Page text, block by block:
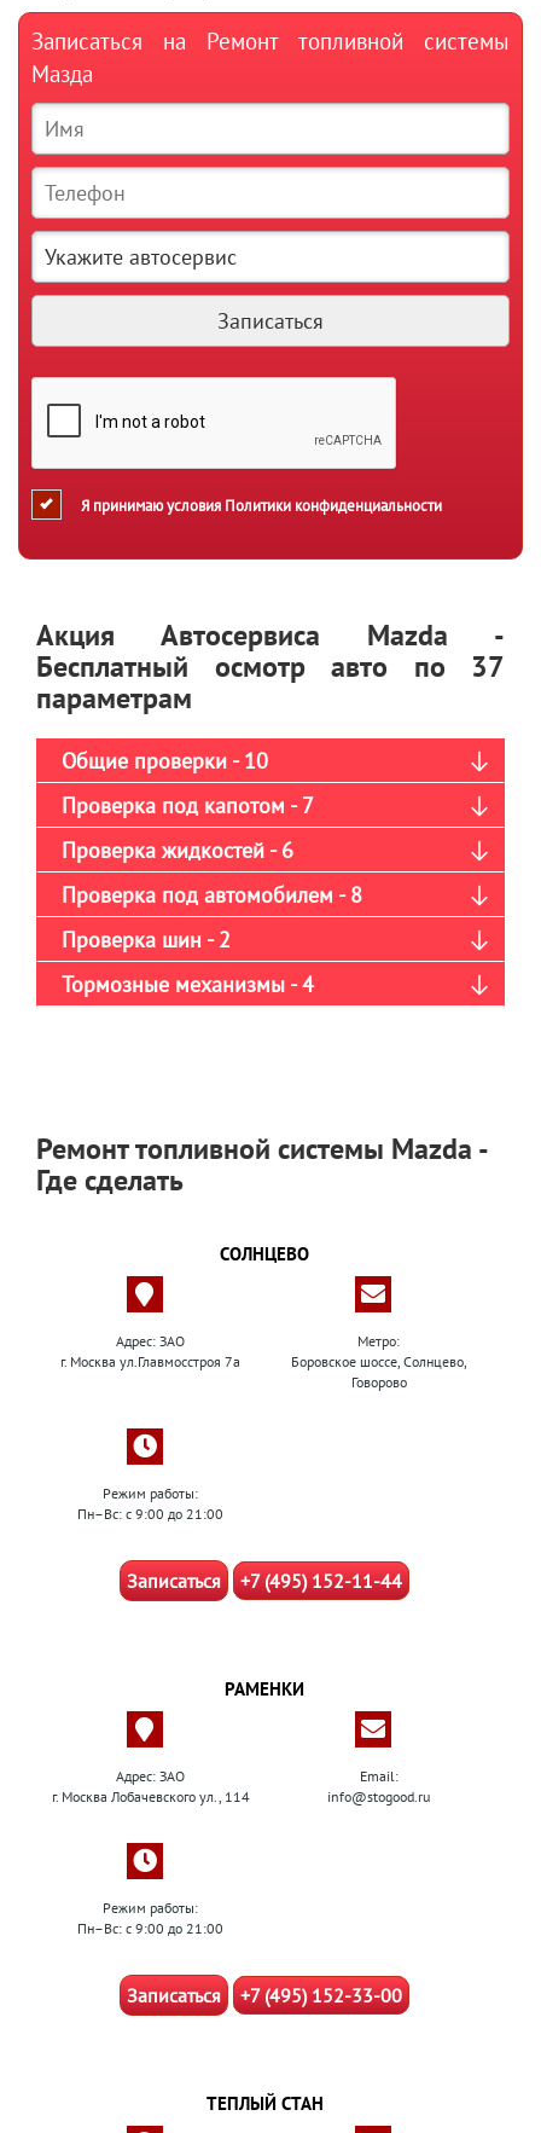
Записаться на Ремонт топливной системы
Мазда
Я принимаю условия Политики конфиденциальности
Акция Автосервиса Mazda -
Бесплатный осмотр авто по 37
параметрам
Общие проверки - 10
Проверка под капотом - 7
Проверка жидкостей - 6
Проверка под автомобилем - 8
Проверка шин - 2
Тормозные механизмы - 4
Ремонт топливной системы Mazda -
Где сделать
СОЛНЦЕВО
Адрес: ЗАО
г. Москва ул.Главмосстроя 7а
Метро:
Боровское шоссе, Солнцево,
Говорово
Режим работы:
Пн–Вс: с 9:00 до 21:00
Записаться +7 (495) 152-11-44
РАМЕНКИ
Адрес: ЗАО
г. Москва Лобачевского ул., 114
Email:
info@stogood.ru
Режим работы:
Пн–Вс: с 9:00 до 21:00
Записаться +7 (495) 152-33-00
ТЕПЛЫЙ СТАН